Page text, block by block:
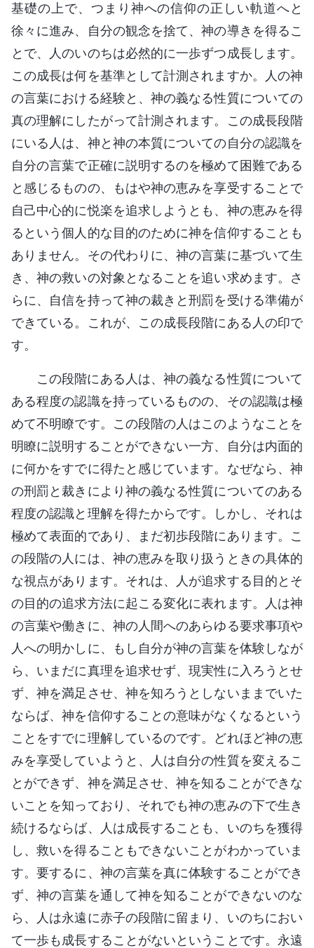
基礎の上で、つまり神への信仰の正しい軌道へと
徐々に進み、自分の観念を捨て、神の導きを得るこ
とで、人のいのちは必然的に一歩ずつ成長します。
この成長は何を基準として計測されますか。人の神
の言葉における経験と、神の義なる性質についての
真の理解にしたがって計測されます。この成長段階
にいる人は、神と神の本質についての自分の認識を
自分の言葉で正確に説明するのを極めて困難である
と感じるものの、もはや神の恵みを享受することで
自己中心的に悦楽を追求しようとも、神の恵みを得
るという個人的な目的のために神を信仰することも
ありません。その代わりに、神の言葉に基づいて生
き、神の救いの対象となることを追い求めます。さ
らに、自信を持って神の裁きと刑罰を受ける準備が
できている。これが、この成長段階にある人の印で
す。
この段階にある人は、神の義なる性質について
ある程度の認識を持っているものの、その認識は極
めて不明瞭です。この段階の人はこのようなことを
明瞭に説明することができない一方、自分は内面的
に何かをすでに得たと感じています。なぜなら、神
の刑罰と裁きにより神の義なる性質についてのある
程度の認識と理解を得たからです。しかし、それは
極めて表面的であり、まだ初歩段階にあります。こ
の段階の人には、神の恵みを取り扱うときの具体的
な視点があります。それは、人が追求する目的とそ
の目的の追求方法に起こる変化に表れます。人は神
の言葉や働きに、神の人間へのあらゆる要求事項や
人への明かしに、もし自分が神の言葉を体験しなが
ら、いまだに真理を追求せず、現実性に入ろうとせ
ず、神を満足させ、神を知ろうとしないままでいた
ならば、神を信仰することの意味がなくなるという
ことをすでに理解しているのです。どれほど神の恵
みを享受していようと、人は自分の性質を変えるこ
とができず、神を満足させ、神を知ることができな
いことを知っており、それでも神の恵みの下で生き
続けるならば、人は成長することも、いのちを獲得
し、救いを得ることもできないことがわかっていま
す。要するに、神の言葉を真に体験することができ
ず、神の言葉を通して神を知ることができないのな
ら、人は永遠に赤子の段階に留まり、いのちにおい
て一歩も成長することがないということです。永遠